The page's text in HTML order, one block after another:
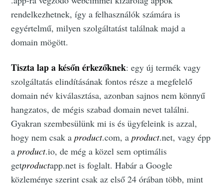
rendelkezhetnek, így a felhasználók számára is
egyértelmű, milyen szolgáltatást találnak majd a
domain mögött.
Tiszta lap a későn érkezőknek: egy új termék vagy
szolgáltatás elindításának fontos része a megfelelő
domain név kiválasztása, azonban sajnos nem könnyű
hangzatos, de mégis szabad domain nevet találni.
Gyakran szembesülünk mi is és ügyfeleink is azzal,
hogy nem csak aproduct.com, aproduct.net, vagy épp
aproduct.io, de még a közel sem optimális
getproductapp.net is foglalt. Habár a Google
közleménye szerint csak az első 24 órában több, mint